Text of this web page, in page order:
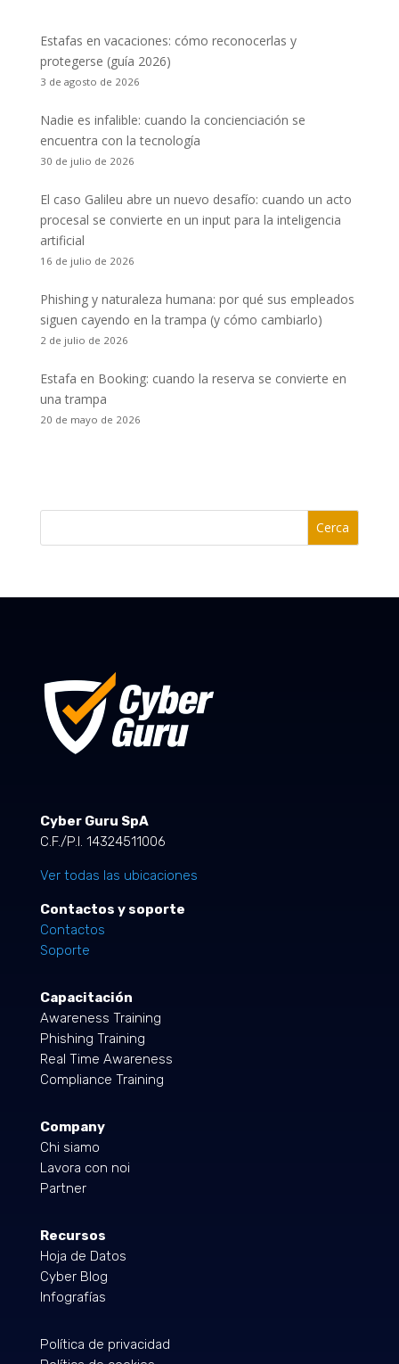
Estafas en vacaciones: cómo reconocerlas y
protegerse (guía 2026)
3 de agosto de 2026
Nadie es infalible: cuando la concienciación se
encuentra con la tecnología
30 de julio de 2026
El caso Galileu abre un nuevo desafío: cuando un acto
procesal se convierte en un input para la inteligencia
artificial
16 de julio de 2026
Phishing y naturaleza humana: por qué sus empleados
siguen cayendo en la trampa (y cómo cambiarlo)
2 de julio de 2026
Estafa en Booking: cuando la reserva se convierte en
una trampa
20 de mayo de 2026
Cerca
Cyber Guru SpA
C.F./P.I. 14324511006
Ver todas las ubicaciones
Contactos y soporte
Contactos
Soporte
Capacitación
Awareness Training
Phishing Training
Real Time Awareness
Compliance Training
Company
Chi siamo
Lavora con noi
Partner
Recursos
Hoja de Datos
Cyber Blog
Infografías
Política de privacidad